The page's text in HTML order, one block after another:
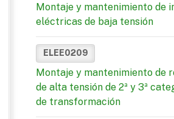
Montaje y mantenimiento de
eléctricas de baja tensión
ELEE0209
Montaje y mantenimiento de
de alta tensión de 2ª y 3ª
de transformación